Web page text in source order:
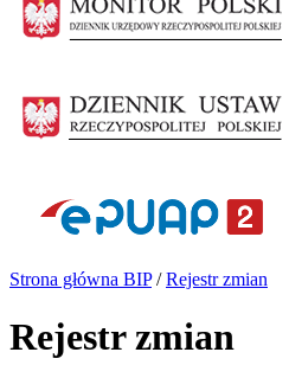
Strona główna BIP/Rejestr zmian
Rejestr zmian